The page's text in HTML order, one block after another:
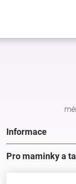
Z
Informace
Pro maminky a